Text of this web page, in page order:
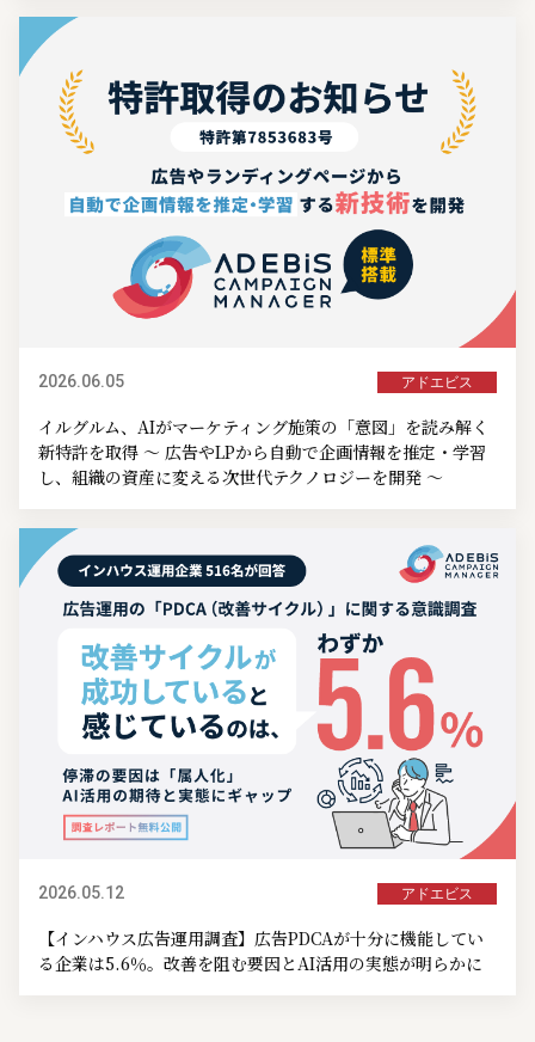
2026.06.05 アドエビス
イルグルム、AIがマーケティング施策の「意図」を読み解く
新特許を取得 ～ 広告やLPから自動で企画情報を推定・学習
し、組織の資産に変える次世代テクノロジーを開発 ～
2026.05.12 アドエビス
【インハウス広告運用調査】広告PDCAが十分に機能してい
る企業は5.6％。改善を阻む要因とAI活用の実態が明らかに